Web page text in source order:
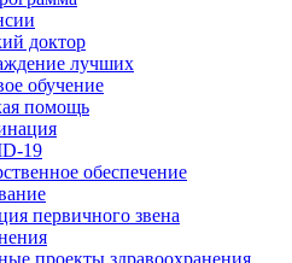
доктор
лучших
обучение
помощь
19
обеспечение
первичного звена
проекты здравоохранения